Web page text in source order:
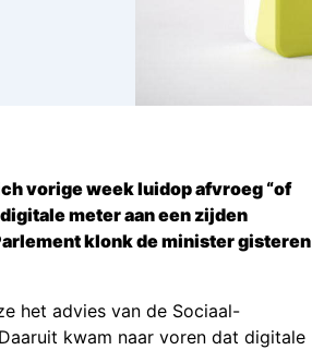
vorige week luidop afvroeg “of
meter aan een zijden
klonk de minister gisteren
het advies van de Sociaal-
kwam naar voren dat digitale